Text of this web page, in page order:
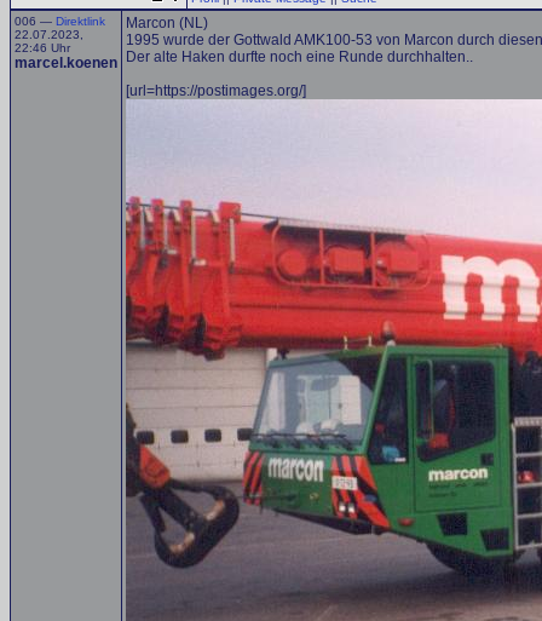
006 — Direktlink
22.07.2023,
22:46 Uhr
marcel.koenen
Marcon (NL)
1995 wurde der Gottwald AMK100-53 von Marcon durch
Der alte Haken durfte noch eine Runde durchhalten..
[url=https://postimages.org/]